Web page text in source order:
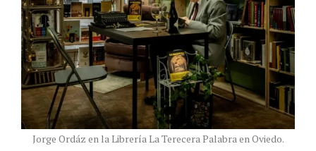
Jorge Ordáz en la Librería La Terecera Palabra en Oviedo.